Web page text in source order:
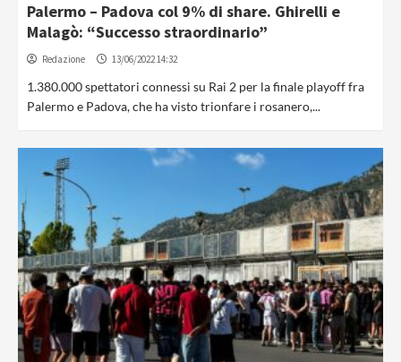
Palermo – Padova col 9% di share. Ghirelli e
Malagò: “Successo straordinario”
Redazione 13/06/2022 14:32
1.380.000 spettatori connessi su Rai 2 per la finale playoff fra
Palermo e Padova, che ha visto trionfare i rosanero,...